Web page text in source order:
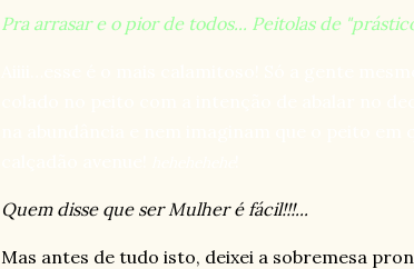
Pra arrasar e o pior de todos... Peitolas de
Quem disse que ser Mulher é fácil!!!...
Mas antes de tudo isto, deixei a sobremesa